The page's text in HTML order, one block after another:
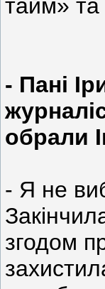
тайм» та
- Пані
обрали
- Я не
згодом